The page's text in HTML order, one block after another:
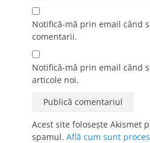
Notifică-mă prin email când
comentarii.
Notifică-mă prin email când
articole noi.
Acest site folosește Akismet
spamul. Află cum sunt